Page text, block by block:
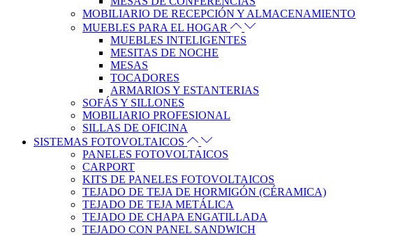
MOBILIARIO DE RECEPCIÓN Y ALMACENAMIENTO
MUEBLES PARA EL HOGAR
MUEBLES INTELIGENTES
MESITAS DE NOCHE
MESAS
TOCADORES
ARMARIOS Y ESTANTERIAS
SOFÁS Y SILLONES
MOBILIARIO PROFESIONAL
SILLAS DE OFICINA
SISTEMAS FOTOVOLTAICOS
PANELES FOTOVOLTAICOS
CARPORT
KITS DE PANELES FOTOVOLTAICOS
TEJADO DE TEJA DE HORMIGÓN (CÉRAMICA)
TEJADO DE TEJA METÁLICA
TEJADO DE CHAPA ENGATILLADA
TEJADO CON PANEL SANDWICH